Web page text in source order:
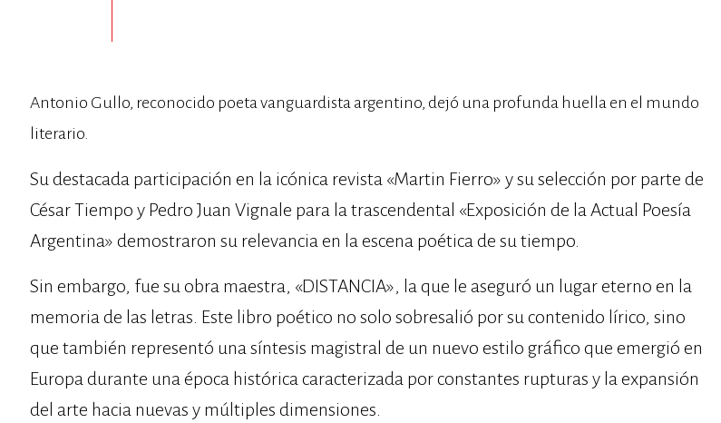
Antonio Gullo, reconocido poeta vanguardista argentino, dejó una profunda huella en el mundo
literario.
Su destacada participación en la icónica revista «Martin Fierro» y su selección por parte de
César Tiempo y Pedro Juan Vignale para la trascendental «Exposición de la Actual Poesía
Argentina» demostraron su relevancia en la escena poética de su tiempo.
Sin embargo, fue su obra maestra, «DISTANCIA», la que le aseguró un lugar eterno en la
memoria de las letras. Este libro poético no solo sobresalió por su contenido lírico, sino
que también representó una síntesis magistral de un nuevo estilo gráfico que emergió en
Europa durante una época histórica caracterizada por constantes rupturas y la expansión
del arte hacia nuevas y múltiples dimensiones.